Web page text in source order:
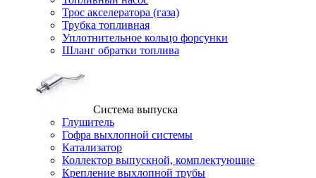
Трос акселератора (газа)
Трубка топливная
Уплотнительное кольцо форсунки
Шланг обратки топлива
Система выпуска
Глушитель
Гофра выхлопной системы
Катализатор
Коллектор выпускной, комплектующие
Крепление выхлопной трубы